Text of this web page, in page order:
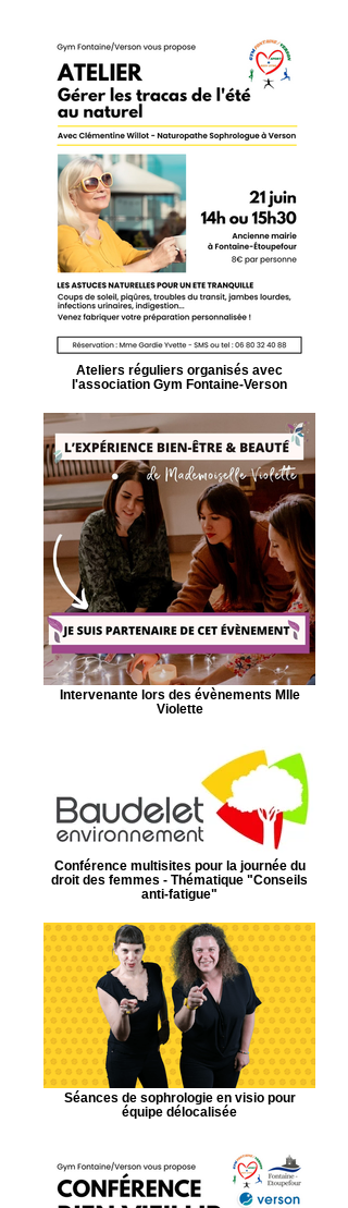
Ateliers réguliers organisés avec
l'association Gym Fontaine-Verson
Intervenante lors des évènements Mlle
Violette
Conférence multisites pour la journée du
droit des femmes - Thématique "Conseils
anti-fatigue"
Séances de sophrologie en visio pour
équipe délocalisée